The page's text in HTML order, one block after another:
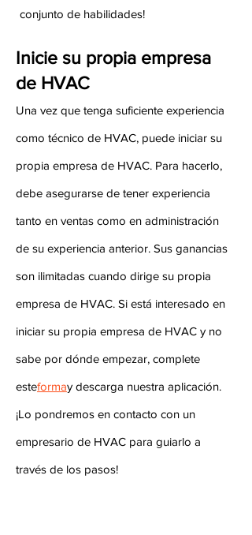
conjunto de habilidades!
Inicie su propia empresa
de HVAC
Una vez que tenga suficiente experiencia
como técnico de HVAC, puede iniciar su
propia empresa de HVAC. Para hacerlo,
debe asegurarse de tener experiencia
tanto en ventas como en administración
de su experiencia anterior. Sus ganancias
son ilimitadas cuando dirige su propia
empresa de HVAC. Si está interesado en
iniciar su propia empresa de HVAC y no
sabe por dónde empezar, complete
esteformay descarga nuestra aplicación.
¡Lo pondremos en contacto con un
empresario de HVAC para guiarlo a
través de los pasos!